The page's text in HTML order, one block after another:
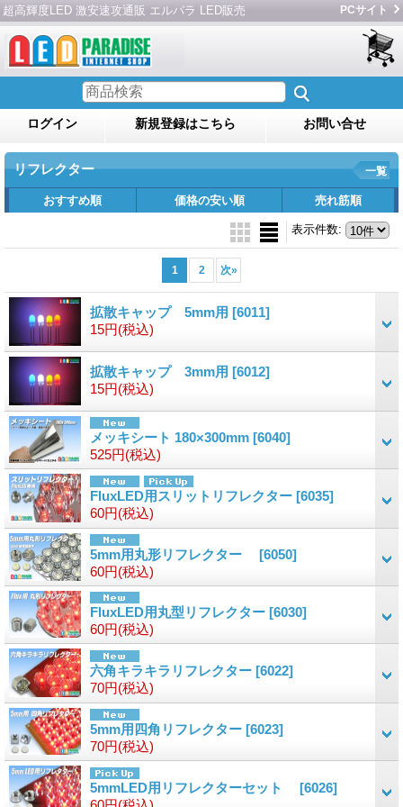
超高輝度LED 激安速攻通販 エルパラ LED販売 PCサイト
ログイン 新規登録はこちら お問い合せ
リフレクター 一覧
おすすめ順 価格の安い順 売れ筋順
表示件数:
1 2 次»
拡散キャップ 5mm用 [6011]
15円(税込)
拡散キャップ 3mm用 [6012]
15円(税込)
メッキシート 180×300mm [6040]
525円(税込)
FluxLED用スリットリフレクター [6035]
60円(税込)
5mm用丸形リフレクター [6050]
60円(税込)
FluxLED用丸型リフレクター [6030]
60円(税込)
六角キラキラリフレクター [6022]
70円(税込)
5mm用四角リフレクター [6023]
70円(税込)
5mmLED用リフレクターセット [6026]